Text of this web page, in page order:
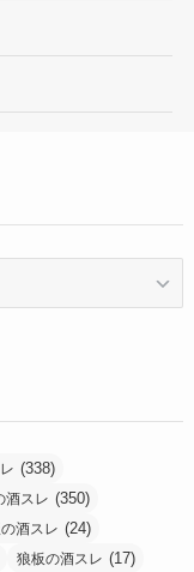
(338)
酒スレ (350)
酒スレ (24)
狼板の酒スレ (17)